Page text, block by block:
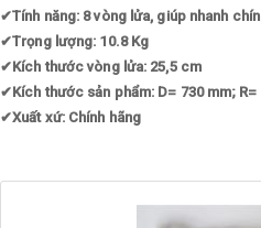
✔Tính năng: 8 vòng lửa, giúp nhanh
✔Trọng lượng: 10.8 Kg
✔Kích thước vòng lửa: 25,5 cm
✔Kích thước sản phẩm: D= 730 mm;
✔Xuất xứ: Chính hãng